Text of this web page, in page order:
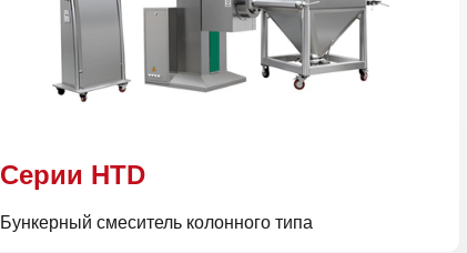
Cерии HTD
Бункерный смеситель колонного типа